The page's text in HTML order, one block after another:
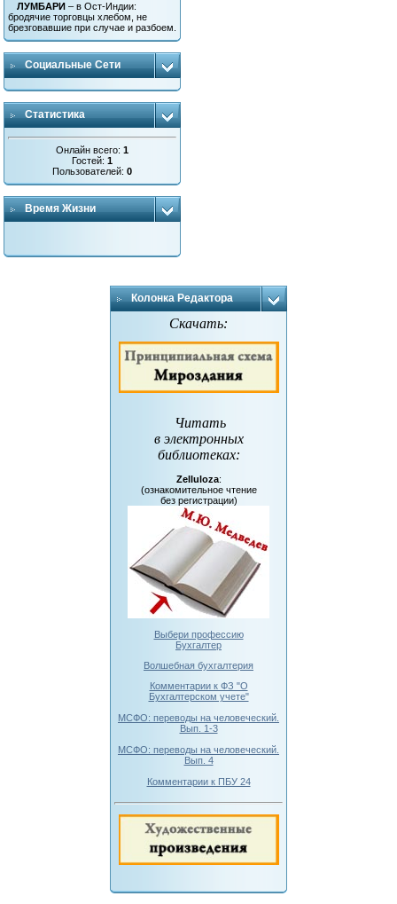
ЛУМБАРИ – в Ост-Индии:
бродячие торговцы хлебом, не
брезговавшие при случае и разбоем.
Социальные Сети
Статистика
Онлайн всего:1
Гостей:1
Пользователей:0
Время Жизни
Колонка Редактора
Скачать:
Читать
в электронных
библиотеках:
Zelluloza:
(ознакомительное чтение
без регистрации)
Выбери профессию
Бухгалтер
Волшебная бухгалтерия
Комментарии к ФЗ "О
Бухгалтерском учете"
МСФО: переводы на человеческий.
Вып. 1-3
МСФО: переводы на человеческий.
Вып. 4
Комментарии к ПБУ 24